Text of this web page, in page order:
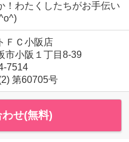
！わたくしたちがお手伝い
ＦＣ小阪店
市小阪１丁目8-39
7514
第60705号
せ(無料)